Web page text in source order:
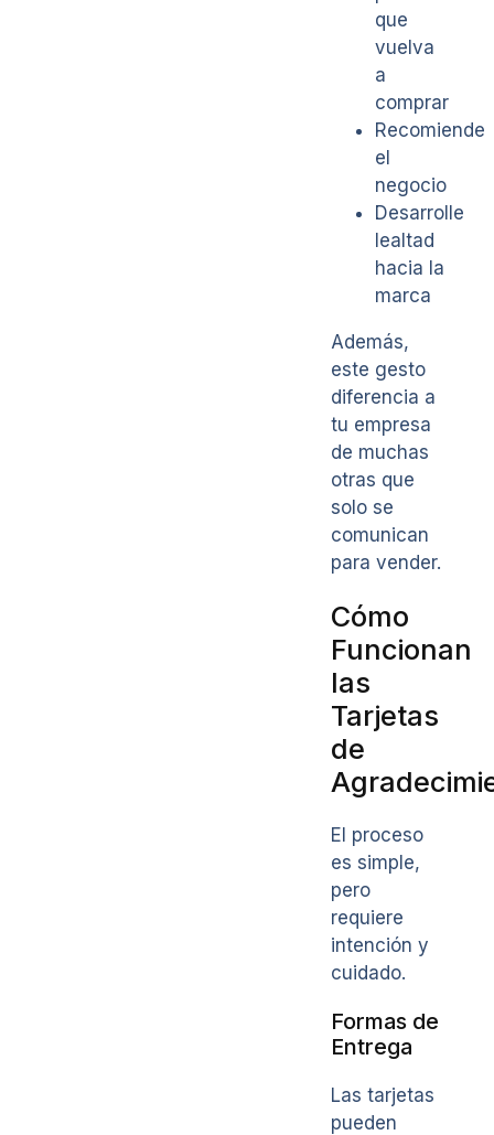
que
vuelva
a
comprar
Recomiende
el
negocio
Desarrolle
lealtad
hacia la
marca
Además,
este gesto
diferencia a
tu empresa
de muchas
otras que
solo se
comunican
para vender.
Cómo
Funcionan
las
Tarjetas
de
El proceso
es simple,
pero
requiere
intención y
cuidado.
Formas de
Entrega
Las tarjetas
pueden